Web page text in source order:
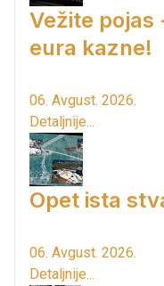
Vežite pojas
eura kazne!
06. Avgust. 2026.
Detaljnije...
Opet ista
06. Avgust. 2026.
Detaljnije...